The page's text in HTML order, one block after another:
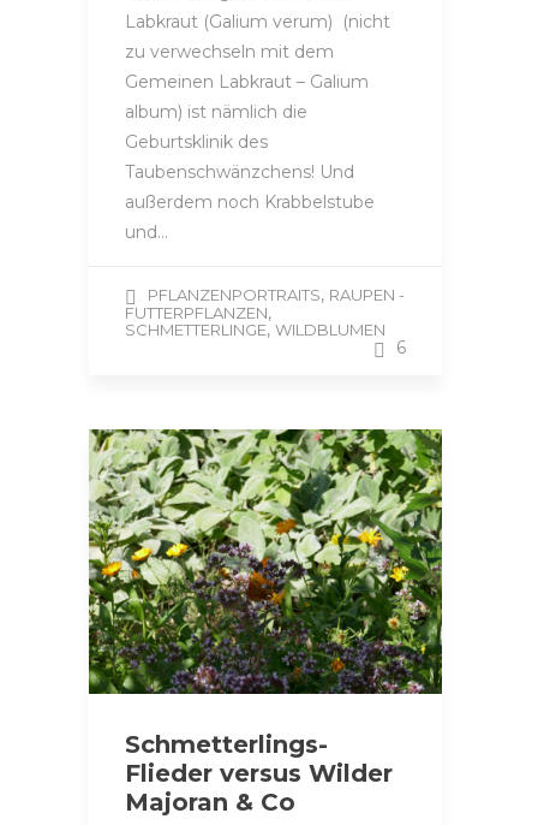
Labkraut (Galium verum) (nicht
zu verwechseln mit dem
Gemeinen Labkraut – Galium
album) ist nämlich die
Geburtsklinik des
Taubenschwänzchens! Und
außerdem noch Krabbelstube
und…
PFLANZENPORTRAITS, RAUPEN -
FUTTERPFLANZEN,
SCHMETTERLINGE, WILDBLUMEN
6
Schmetterlings-
Flieder versus Wilder
Majoran & Co